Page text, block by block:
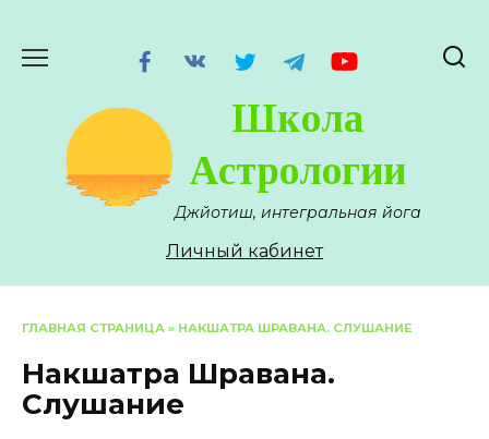
содержанию
Школа
Астрологии
Джйотиш, интегральная йога
Личный кабинет
ГЛАВНАЯ СТРАНИЦА » НАКШАТРА ШРАВАНА. СЛУШАНИЕ
Накшатра Шравана.
Слушание